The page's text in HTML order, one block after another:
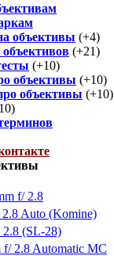
объективы (+4)
(+21)
(+10)
объективы (+10)
объективы (+10)
f/ 2.8
Auto (Komine)
2.8 (SL-28)
f/ 2.8 Automatic MC